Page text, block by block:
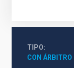
TIPO
CON ÁRBITRO